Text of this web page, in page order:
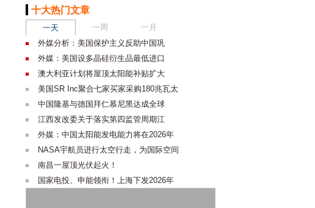
十大热门文章
一天 一周
一月
外媒分析：美国保护主义反助中国巩
外媒：美国设多晶硅衍生品最低进口
澳大利亚计划将屋顶太阳能补贴扩大
美国SR Inc聚合七家买家采购180兆瓦太
中国隆基与德国拜仁慕尼黑达成全球
江西发改委关于落实第四监管周期江
外媒：中国太阳能发电能力将在2026年
NASA宇航员进行太空行走，为国际空间
南昌一屋顶光伏起火！
国家电投、申能领衔！上海下发2026年